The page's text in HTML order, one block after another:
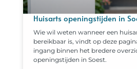
Huisarts openingstijden in
Wie wil weten wanneer een
bereikbaar is, vindt op deze
ingang binnen het bredere
openingstijden in Soest.